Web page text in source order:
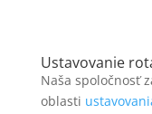
Ustavovanie
Naša spoločnosť
oblasti